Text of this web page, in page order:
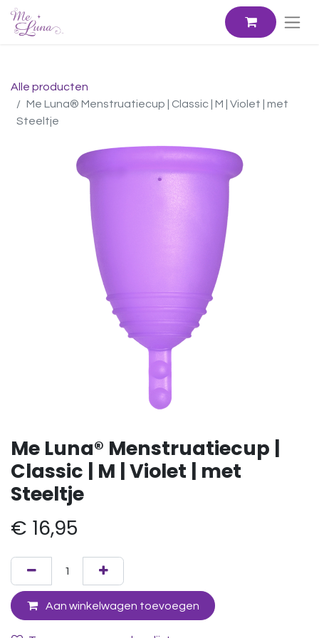
Alle producten
Me Luna® Menstruatiecup | Classic | M | Violet | met
Steeltje
Me Luna® Menstruatiecup |
Classic | M | Violet | met
Steeltje
€ 16,95
Aan winkelwagen toevoegen